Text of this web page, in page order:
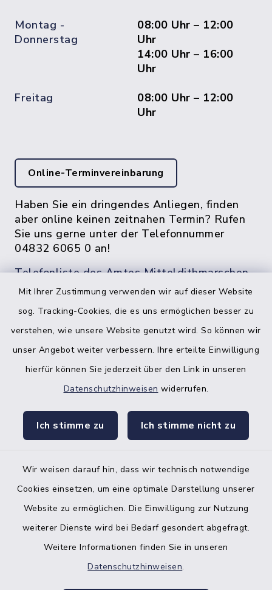
Mit Ihrer Zustimmung verwenden wir auf dieser Website
sog. Tracking-Cookies, die es uns ermöglichen besser zu
verstehen, wie unsere Website genutzt wird. So können wir
unser Angebot weiter verbessern. Ihre erteilte Einwilligung
hierfür können Sie jederzeit über den Link in unseren
Datenschutzhinweisen widerrufen.
Ich stimme zu Ich stimme nicht zu
Wir weisen darauf hin, dass wir technisch notwendige
Cookies einsetzen, um eine optimale Darstellung unserer
Website zu ermöglichen. Die Einwilligung zur Nutzung
weiterer Dienste wird bei Bedarf gesondert abgefragt.
Weitere Informationen finden Sie in unseren
Datenschutzhinweisen.
Montag -
Donnerstag
08:00 Uhr – 12:00
Uhr
14:00 Uhr – 16:00
Uhr
Freitag
08:00 Uhr – 12:00
Uhr
Online-Terminvereinbarung
Haben Sie ein dringendes Anliegen, finden
aber online keinen zeitnahen Termin? Rufen
Sie uns gerne unter der Telefonnummer
04832 6065 0 an!
Telefonliste des Amtes Mitteldithmarschen
facebook
Bankverbindung der Amtskasse
Barrierefreiheit